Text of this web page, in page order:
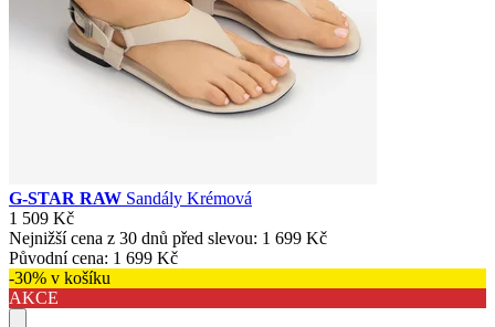
G-STAR RAW Sandály Krémová
1 509 Kč
Nejnižší cena z 30 dnů před slevou: 1 699 Kč
Původní cena: 1 699 Kč
-30% v košíku
AKCE